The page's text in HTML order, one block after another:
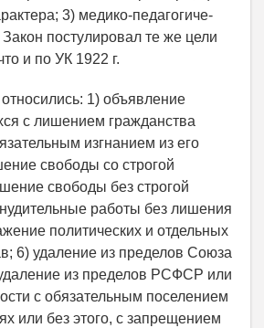
3) медико-педаго­гиче­
Закон постулировал те же цели
и по УК 1922 г.
1) объявление
с лишением гражданства
изгнанием из его
свободы со строгой
свободы без строгой
работы без лишения
политических и отдельных
6) удаление из пределов Союза
из пределов РСФСР или
с обязательным поселением
или без этого, с запрещением